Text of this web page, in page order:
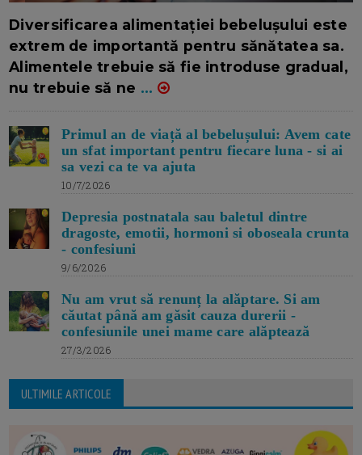
Diversificarea alimentației bebelușului este
extrem de importantă pentru sănătatea sa.
Alimentele trebuie să fie introduse gradual,
nu trebuie să ne ...
Primul an de viață al bebelușului: Avem cate
un sfat important pentru fiecare luna - si ai
sa vezi ca te va ajuta
10/7/2026
Depresia postnatala sau baletul dintre
dragoste, emotii, hormoni si oboseala crunta
- confesiuni
9/6/2026
Nu am vrut să renunț la alăptare. Si am
căutat până am găsit cauza durerii -
confesiunile unei mame care alăptează
27/3/2026
ULTIMILE ARTICOLE